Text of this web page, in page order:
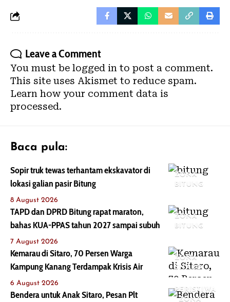
Leave a Comment
You must be logged in to post a comment.
This site uses Akismet to reduce spam.
Learn how your comment data is
processed.
Baca pula:
ZONA
BITUNG
Sopir truk tewas terhantam ekskavator di
lokasi galian pasir Bitung
8 August 2026
ZONA
BITUNG
TAPD dan DPRD Bitung rapat maraton,
bahas KUA-PPAS tahun 2027 sampai subuh
7 August 2026
ZONA
SITARO
Kemarau di Sitaro, 70 Persen Warga
Kampung Kanang Terdampak Krisis Air
6 August 2026
PERISTIWA
ZONA
Bendera untuk Anak Sitaro, Pesan Plt